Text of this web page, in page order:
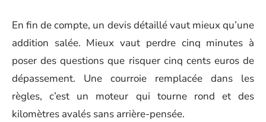
En fin de compte, un devis détaillé vaut mieux qu’une
addition salée. Mieux vaut perdre cinq minutes à
poser des questions que risquer cinq cents euros de
dépassement. Une courroie remplacée dans les
règles, c’est un moteur qui tourne rond et des
kilomètres avalés sans arrière-pensée.